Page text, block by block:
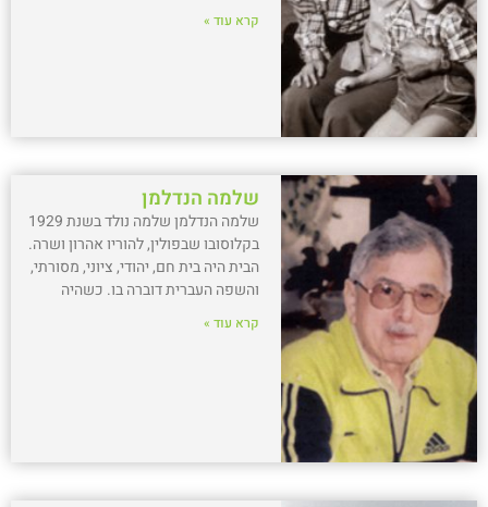
קרא עוד »
שלמה הנדלמן
שלמה הנדלמן שלמה נולד בשנת 1929
בקלוסובו שבפולין, להוריו אהרון ושרה.
הבית היה בית חם, יהודי, ציוני, מסורתי,
והשפה העברית דוברה בו. כשהיה
קרא עוד »